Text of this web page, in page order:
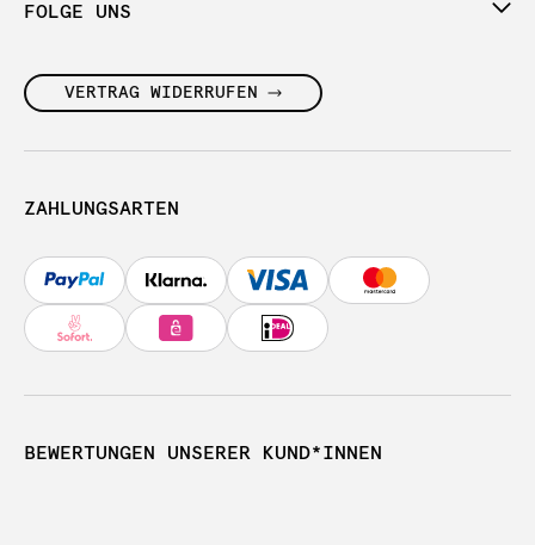
FOLGE UNS
VERTRAG WIDERRUFEN
ZAHLUNGSARTEN
BEWERTUNGEN UNSERER KUND*INNEN